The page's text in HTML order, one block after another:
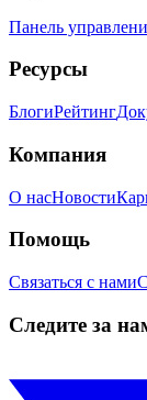
Панель
Ресурсы
БлогиРейтинг
Компания
О насНовости
Помощь
Связаться с нами
Следите за